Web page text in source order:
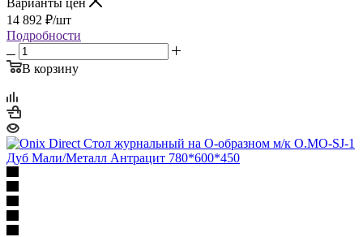
14 892 ₽/шт
Подробности
В корзину